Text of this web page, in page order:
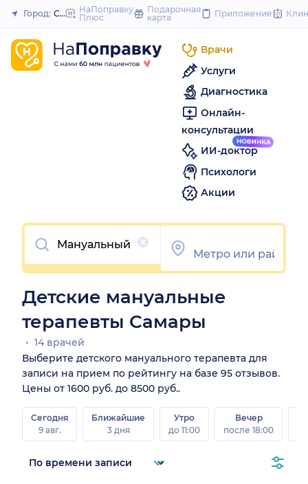
to
Закрыть
Город: СамараНаПоправку
Плюс
Подарочная
карта
Приложение
Врачи
Услуги
Диагностика
Онлайн-
консультации
ИИ-доктор
Психологи
Акции
Очистить
Детские мануальные
терапевты Самары
14 врачей
Выберите детского мануального терапевта для
записи на прием по рейтингу на базе 95 отзывов.
Цены от 1600 руб. до 8500 руб..
Сегодня
9 авг.
Ближайшие
3 дня
Утро
до 11:00
Вечер
после 18:00